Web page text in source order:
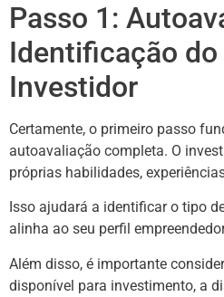
Passo 1:
Identificação
Investidor
Certamente, o primeiro passo
autoavaliação completa. O
próprias habilidades,
Isso ajudará a identificar o tipo
alinha ao seu perfil
Além disso, é importante
disponível para investimento, a